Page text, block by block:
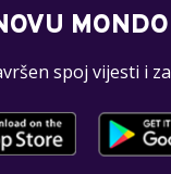
spoj vijesti i